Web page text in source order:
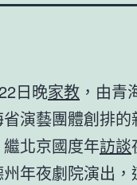
日晚家教 ，由青
演藝團體創排的
北京國度年訪談
年夜劇院演出